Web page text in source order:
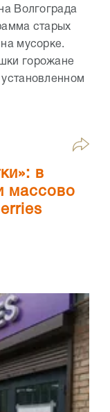
Волгограда
старых
мусорке.
горожане
в
массово